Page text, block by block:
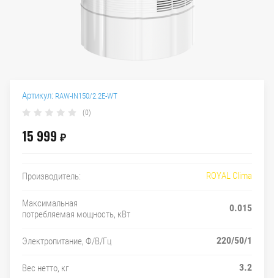
Артикул: RAW-IN150/2.2E-WT
(0)
15 999 ₽
Производитель: ROYAL Clima
Максимальная
потребляемая мощность, кВт
0.015
Электропитание, Ф/В/Гц 220/50/1
Вес нетто, кг 3.2